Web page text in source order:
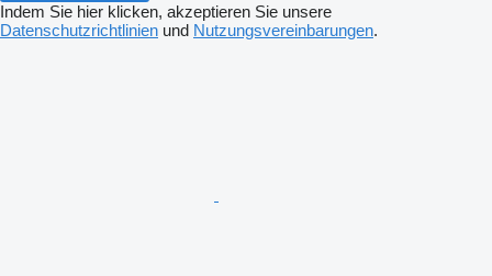
Indem Sie hier klicken, akzeptieren Sie unsere
Datenschutzrichtlinien und Nutzungsvereinbarungen.